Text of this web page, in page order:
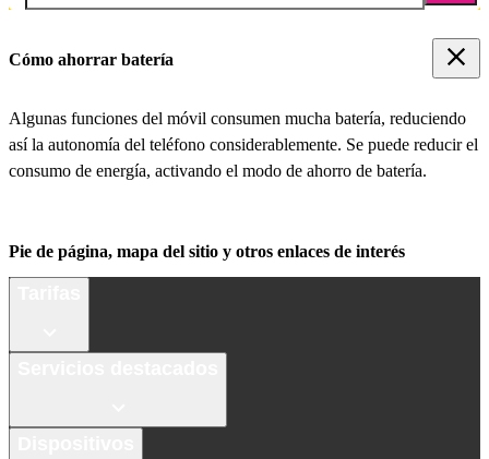
Cómo ahorrar batería
Algunas funciones del móvil consumen mucha batería, reduciendo
así la autonomía del teléfono considerablemente. Se puede reducir el
consumo de energía, activando el modo de ahorro de batería.
Pie de página, mapa del sitio y otros enlaces de interés